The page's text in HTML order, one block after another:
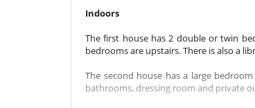
Indoors
The first house has 2 double or twin
bedrooms are upstairs. There is also a
The second house has a large
bathrooms, dressing room and private